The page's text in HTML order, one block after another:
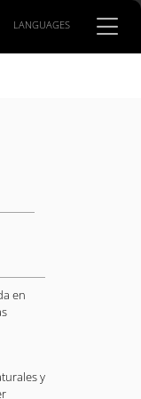
LANGUAGES
en
y